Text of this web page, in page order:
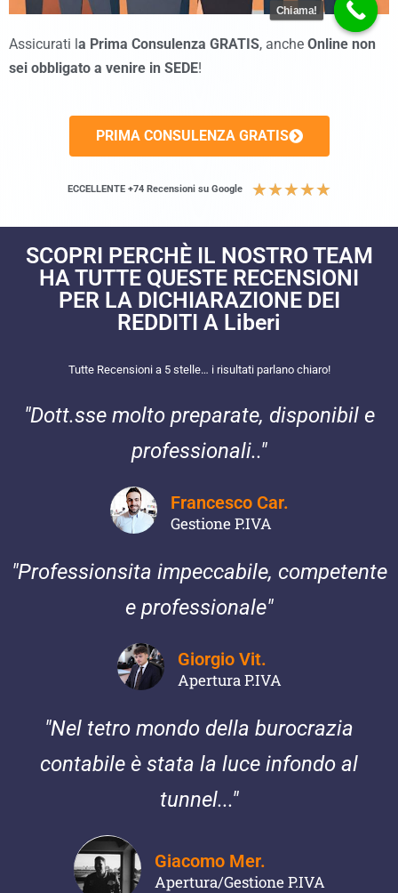
Assicurati la Prima Consulenza GRATIS, anche Online non
sei obbligato a venire in SEDE!
PRIMA CONSULENZA GRATIS
ECCELLENTE +74 Recensioni su Google ★★★★★
SCOPRI PERCHÈ IL NOSTRO TEAM
HA TUTTE QUESTE RECENSIONI
PER LA DICHIARAZIONE DEI
REDDITI A Liberi
Tutte Recensioni a 5 stelle… i risultati parlano chiaro!
"Dott.sse molto preparate, disponibil e
professionali.."
Francesco Car.
Gestione P.IVA
"Professionsita impeccabile, competente
e professionale"
Giorgio Vit.
Apertura P.IVA
"Nel tetro mondo della burocrazia
contabile è stata la luce infondo al
tunnel..."
Giacomo Mer.
Apertura/Gestione P.IVA
Chiama!